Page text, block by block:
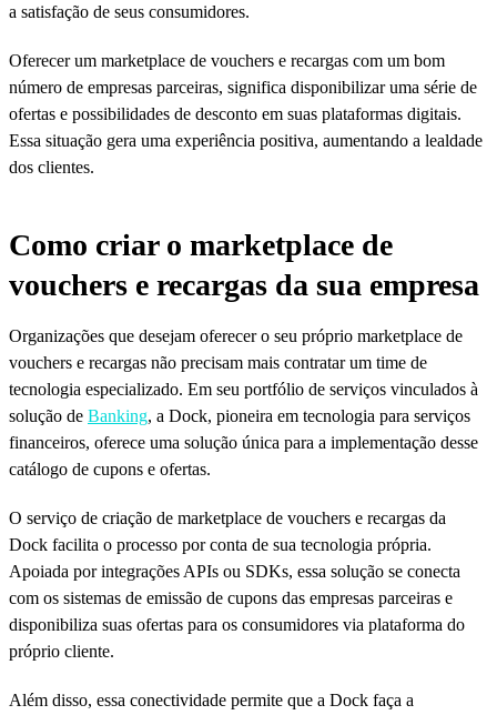
a satisfação de seus consumidores.
Oferecer um marketplace de vouchers e recargas com um bom
número de empresas parceiras, significa disponibilizar uma série de
ofertas e possibilidades de desconto em suas plataformas digitais.
Essa situação gera uma experiência positiva, aumentando a lealdade
dos clientes.
Como criar o marketplace de
vouchers e recargas da sua empresa
Organizações que desejam oferecer o seu próprio marketplace de
vouchers e recargas não precisam mais contratar um time de
tecnologia especializado. Em seu portfólio de serviços vinculados à
solução de Banking, a Dock, pioneira em tecnologia para serviços
financeiros, oferece uma solução única para a implementação desse
catálogo de cupons e ofertas.
O serviço de criação de marketplace de vouchers e recargas da
Dock facilita o processo por conta de sua tecnologia própria.
Apoiada por integrações APIs ou SDKs, essa solução se conecta
com os sistemas de emissão de cupons das empresas parceiras e
disponibiliza suas ofertas para os consumidores via plataforma do
próprio cliente.
Além disso, essa conectividade permite que a Dock faça a